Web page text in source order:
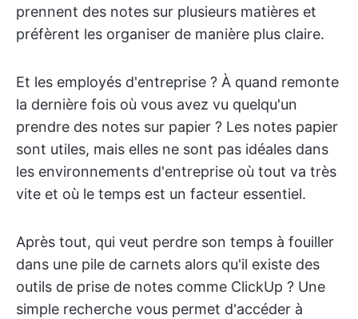
prennent des notes sur plusieurs matières et
préfèrent les organiser de manière plus claire.
Et les employés d'entreprise ? À quand remonte
la dernière fois où vous avez vu quelqu'un
prendre des notes sur papier ? Les notes papier
sont utiles, mais elles ne sont pas idéales dans
les environnements d'entreprise où tout va très
vite et où le temps est un facteur essentiel.
Après tout, qui veut perdre son temps à fouiller
dans une pile de carnets alors qu'il existe des
outils de prise de notes comme ClickUp ? Une
simple recherche vous permet d'accéder à